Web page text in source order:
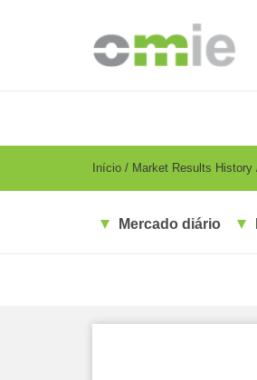
PT
Breadcrumb
Início Market Results History
Mercado diário